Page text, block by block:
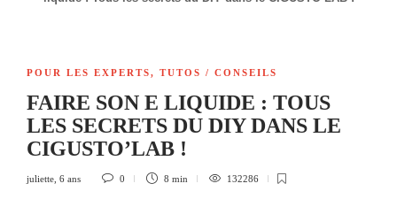
POUR LES EXPERTS, TUTOS / CONSEILS
FAIRE SON E LIQUIDE : TOUS
LES SECRETS DU DIY DANS LE
CIGUSTO’LAB !
juliette 6 ans 0 8 min 132286